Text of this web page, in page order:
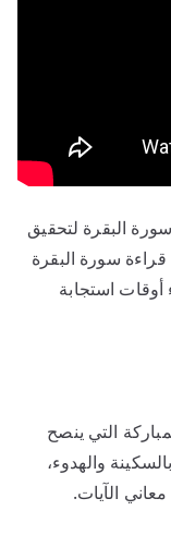
البقرة لتحقيق
سورة البقرة
أوقات استجابة
التي ينصح
والهدوء،
الآيات.